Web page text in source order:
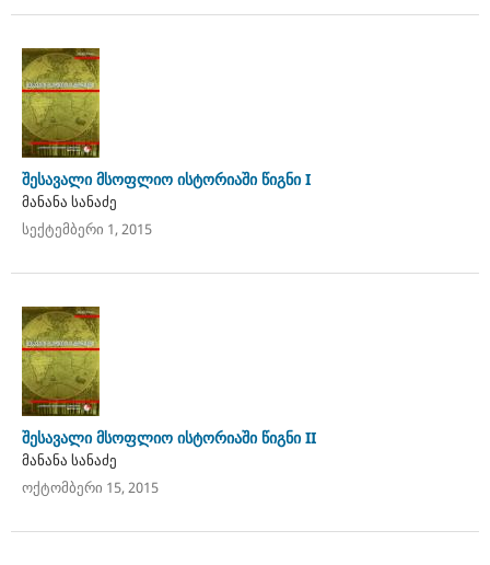
შესავალი მსოფლიო ისტორიაში წიგნი I
მანანა სანაძე
სექტემბერი 1, 2015
შესავალი მსოფლიო ისტორიაში წიგნი II
მანანა სანაძე
ოქტომბერი 15, 2015